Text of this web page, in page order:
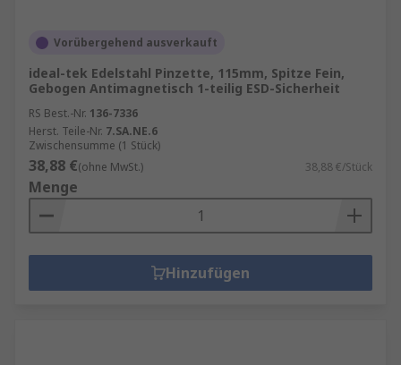
Vorübergehend ausverkauft
ideal-tek Edelstahl Pinzette, 115mm, Spitze Fein,
Gebogen Antimagnetisch 1-teilig ESD-Sicherheit
RS Best.-Nr. 136-7336
Herst. Teile-Nr. 7.SA.NE.6
Zwischensumme (1 Stück)
38,88 €(ohne MwSt.) 38,88 €/Stück
Menge
Hinzufügen